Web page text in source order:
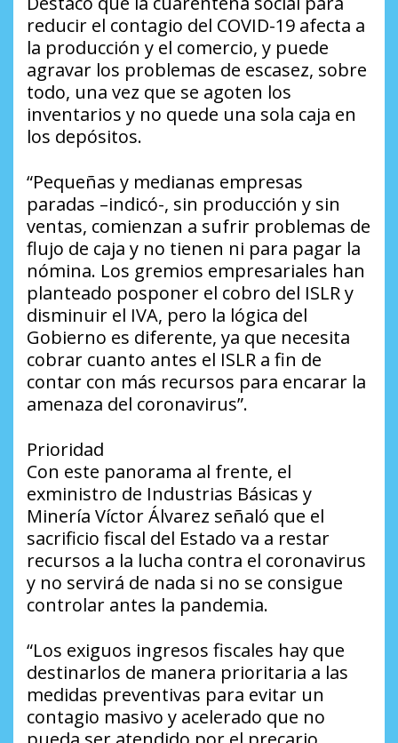
reducir el contagio del COVID-19 afecta a
la producción y el comercio, y puede
agravar los problemas de escasez, sobre
todo, una vez que se agoten los
inventarios y no quede una sola caja en
los depósitos.
“Pequeñas y medianas empresas
paradas –indicó-, sin producción y sin
ventas, comienzan a sufrir problemas de
flujo de caja y no tienen ni para pagar la
nómina. Los gremios empresariales han
planteado posponer el cobro del ISLR y
disminuir el IVA, pero la lógica del
Gobierno es diferente, ya que necesita
cobrar cuanto antes el ISLR a fin de
contar con más recursos para encarar la
amenaza del coronavirus”.
Prioridad
Con este panorama al frente, el
exministro de Industrias Básicas y
Minería Víctor Álvarez señaló que el
sacrificio fiscal del Estado va a restar
recursos a la lucha contra el coronavirus
y no servirá de nada si no se consigue
controlar antes la pandemia.
“Los exiguos ingresos fiscales hay que
destinarlos de manera prioritaria a las
medidas preventivas para evitar un
contagio masivo y acelerado que no